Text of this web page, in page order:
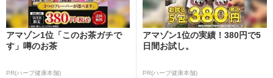
アマゾン1位「このお茶ガチで
す」噂のお茶
PR(ハーブ健康本舗)
アマゾン1位の実績！380円で5
日間お試し。
PR(ハーブ健康本舗)